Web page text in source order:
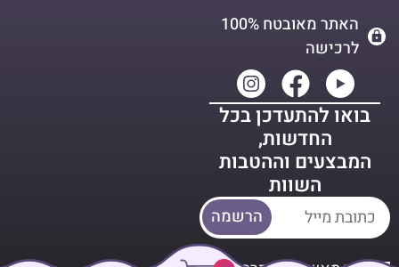
האתר מאובטח 100%
לרכישה
בואו להתעדכן בכל
החדשות,
המבצעים וההטבות
השוות
הרשמה